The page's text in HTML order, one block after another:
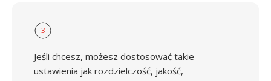
3
Jeśli chcesz, możesz dostosować takie
ustawienia jak rozdzielczość, jakość,